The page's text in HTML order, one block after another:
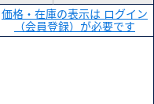
価格・在庫の表示は ログイン
（会員登録）が必要です